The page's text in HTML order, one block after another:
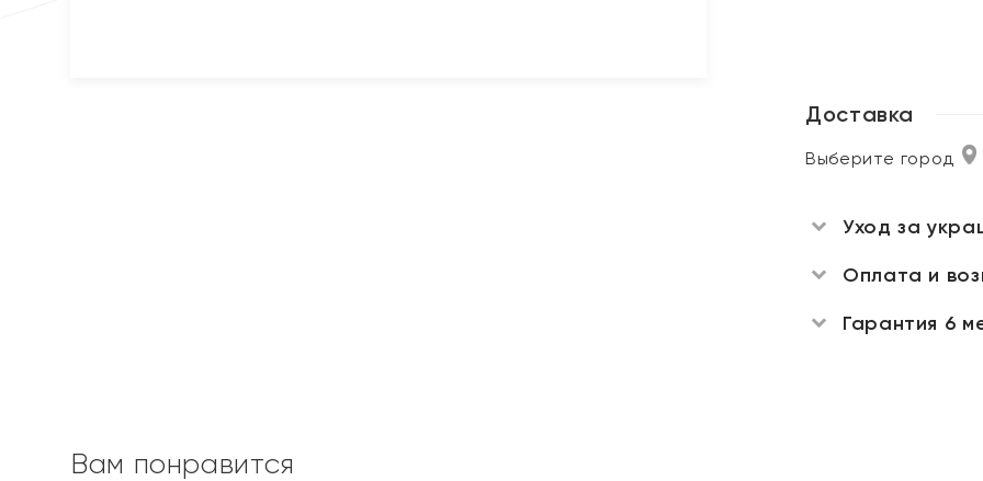
Доставка
Выберите город
Уход за
Оплата и
Гарантия 6
Вам понравится